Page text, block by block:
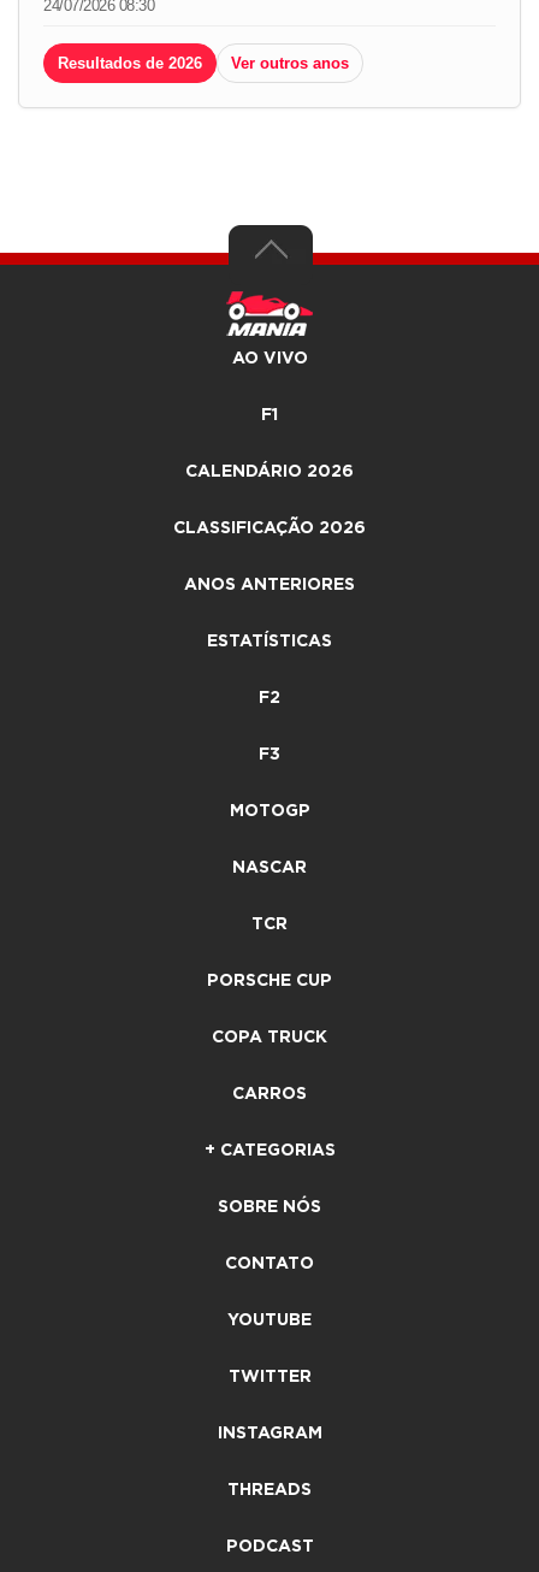
24/07/2026 08:30
Resultados de 2026 Ver outros anos
AO VIVO
F1
CALENDÁRIO 2026
CLASSIFICAÇÃO 2026
ANOS ANTERIORES
ESTATÍSTICAS
F2
F3
MOTOGP
NASCAR
TCR
PORSCHE CUP
COPA TRUCK
CARROS
+ CATEGORIAS
SOBRE NÓS
CONTATO
YOUTUBE
TWITTER
INSTAGRAM
THREADS
PODCAST